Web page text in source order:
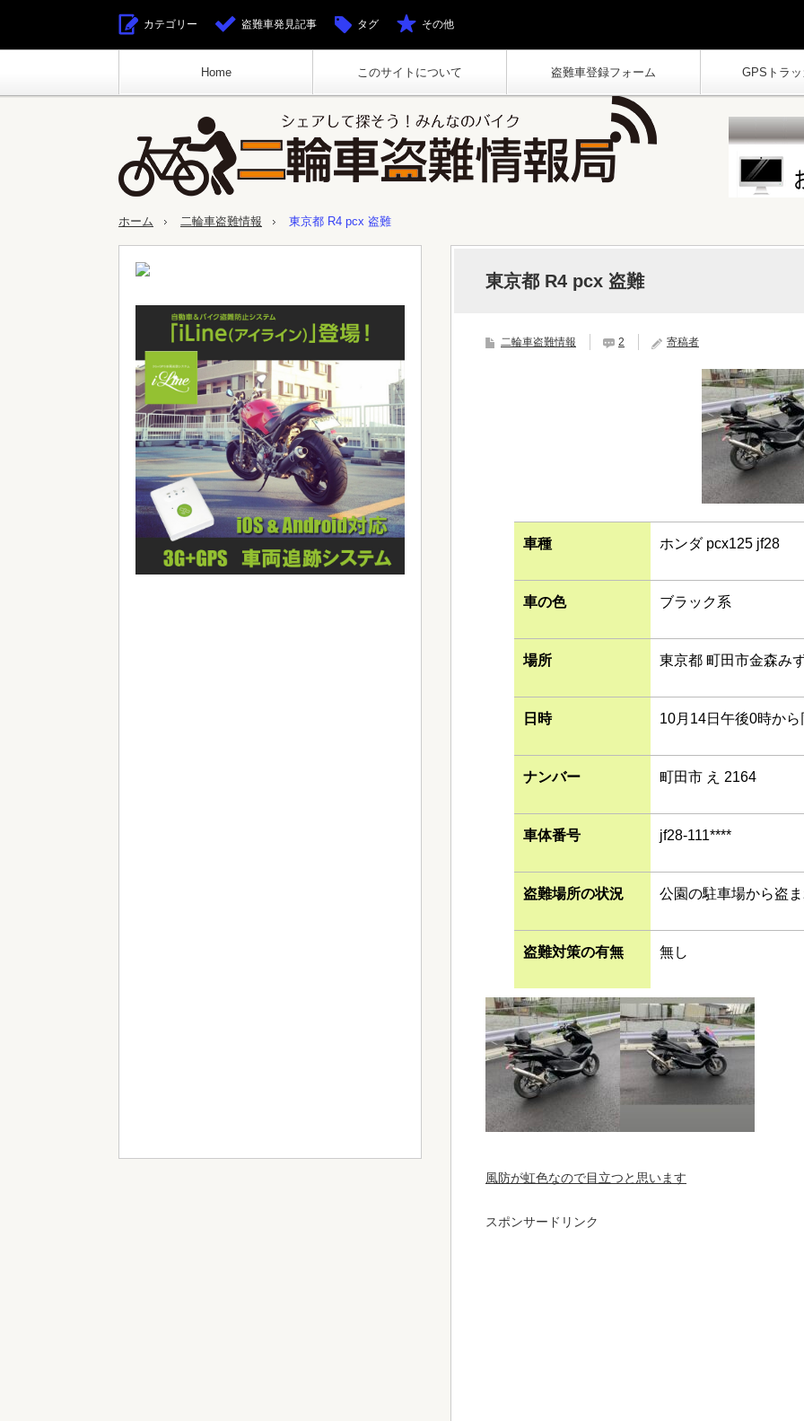
Home このサイトについて 盗難車登録フォーム GPSトラ
カテゴリー 盗難車発見記事 タグ その他
ホーム 二輪車盗難情報 東京都 R4 pcx 盗難
東京都 R4 pcx 盗難
二輪車盗難情報 2 寄稿者
車種 ホンダ pcx125 jf28
車の色 ブラック系
場所 東京都 町田市金森み
日時 10月14日午後0時か
ナンバー 町田市 え 2164
車体番号 jf28-111****
盗難場所の状況 公園の駐車場から盗
盗難対策の有無 無し
風防が虹色なので目立つと思います
スポンサードリンク